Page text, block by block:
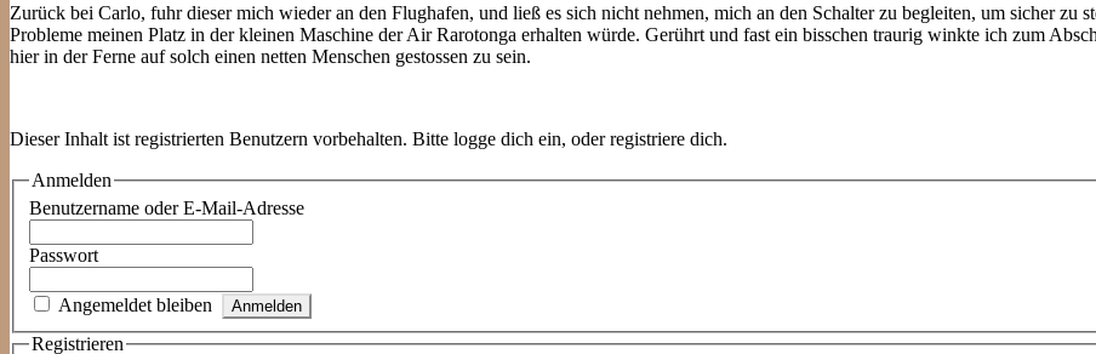
Zurück bei Carlo, fuhr dieser mich wieder an den Flughafen, und ließ es sich nicht nehmen, mich an den Schalter zu begleiten, um sicher zu
Probleme meinen Platz in der kleinen Maschine der Air Rarotonga erhalten würde. Gerührt und fast ein bisschen traurig winkte ich zum
hier in der Ferne auf solch einen netten Menschen gestossen zu sein.
Dieser Inhalt ist registrierten Benutzern vorbehalten. Bitte logge dich ein, oder registriere dich.
Anmelden
Benutzername oder E-Mail-Adresse
Passwort
Angemeldet bleiben
Registrieren